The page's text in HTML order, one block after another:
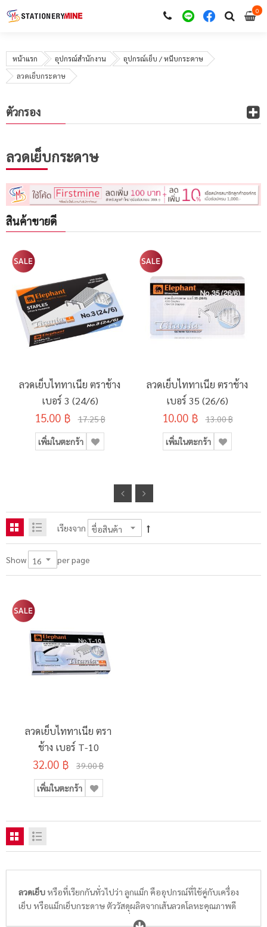
00
หน้าแรก อุปกรณ์สำนักงาน
อุปกรณ์เย็บ / หนีบกระดาษ
ลวดเย็บกระดาษ
ลวดเย็บกระดาษ
สินค้าขายดี
ลวดเย็บไททาเนีย ตราช้าง
เบอร์ 3 (24/6)
15.00 ฿ 17.25 ฿
เพิ่มในตะกร้า
ลวดเย็บไททาเนีย ตราช้าง
เบอร์ 35 (26/6)
10.00 ฿ 13.00 ฿
เพิ่มในตะกร้า
เรียงจาก
Show per page
ลวดเย็บไททาเนีย ตรา
ช้าง เบอร์ T-10
32.00 ฿ 39.00 ฿
เพิ่มในตะกร้า
ลวดเย็บ หรือที่เรียกกันทั่วไปว่า ลูกแม็ก คืออุปกรณ์ที่ใช้คู่กับเครื่อง
เย็บ หรือแม็กเย็บกระดาษ ตัววัสดุผลิตจากเส้นลวดโลหะคุณภาพดี
แข็งแรง เป็นสนิมได้ยาก ลวดเย็บที่จำหน่ายปัจจุบันมีหลายขนาด
ตัวกรอง